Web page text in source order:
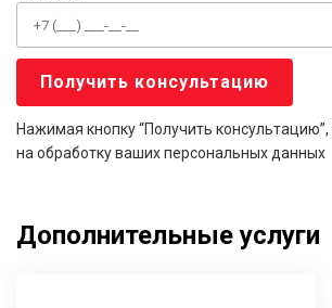
Нажимая кнопку “Получить
на обработку ваших персональных данных
Дополнительные услуги